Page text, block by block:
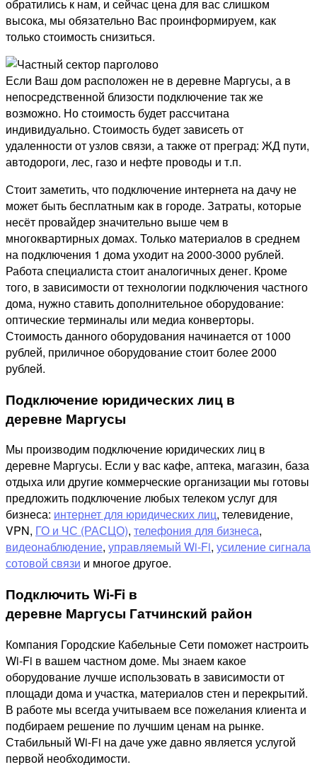
обратились к нам, и сейчас цена для вас слишком
высока, мы обязательно Вас проинформируем, как
только стоимость снизиться.
Если Ваш дом расположен не в деревне Маргусы, а в
непосредственной близости подключение так же
возможно. Но стоимость будет рассчитана
индивидуально. Стоимость будет зависеть от
удаленности от узлов связи, а также от преград: ЖД пути,
автодороги, лес, газо и нефте проводы и т.п.
Стоит заметить, что подключение интернета на дачу не
может быть бесплатным как в городе. Затраты, которые
несёт провайдер значительно выше чем в
многоквартирных домах. Только материалов в среднем
на подключения 1 дома уходит на 2000-3000 рублей.
Работа специалиста стоит аналогичных денег. Кроме
того, в зависимости от технологии подключения частного
дома, нужно ставить дополнительное оборудование:
оптические терминалы или медиа конверторы.
Стоимость данного оборудования начинается от 1000
рублей, приличное оборудование стоит более 2000
рублей.
Подключение юридических лиц в
деревне Маргусы
Мы производим подключение юридических лиц в
деревне Маргусы. Если у вас кафе, аптека, магазин, база
отдыха или другие коммерческие организации мы готовы
предложить подключение любых телеком услуг для
бизнеса: интернет для юридических лиц, телевидение,
VPN, ГО и ЧС (РАСЦО), телефония для бизнеса,
видеонаблюдение, управляемый Wi-Fi, усиление сигнала
сотовой связи и многое другое.
Подключить Wi-Fi в
деревне Маргусы Гатчинский район
Компания Городские Кабельные Сети поможет настроить
Wi-Fi в вашем частном доме. Мы знаем какое
оборудование лучше использовать в зависимости от
площади дома и участка, материалов стен и перекрытий.
В работе мы всегда учитываем все пожелания клиента и
подбираем решение по лучшим ценам на рынке.
Стабильный Wi-Fi на даче уже давно является услугой
первой необходимости.